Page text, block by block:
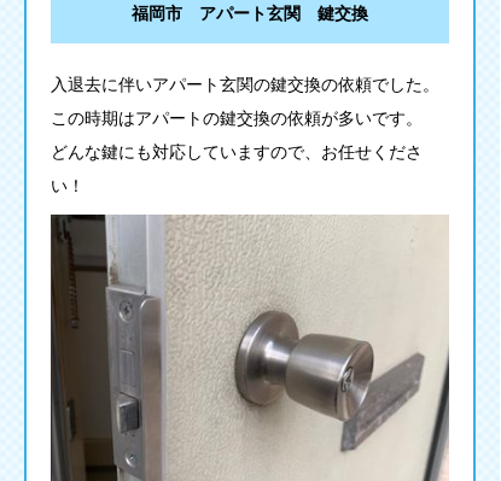
福岡市 アパート玄関 鍵交換
入退去に伴いアパート玄関の鍵交換の依頼でした。
この時期はアパートの鍵交換の依頼が多いです。
どんな鍵にも対応していますので、お任せくださ
い！